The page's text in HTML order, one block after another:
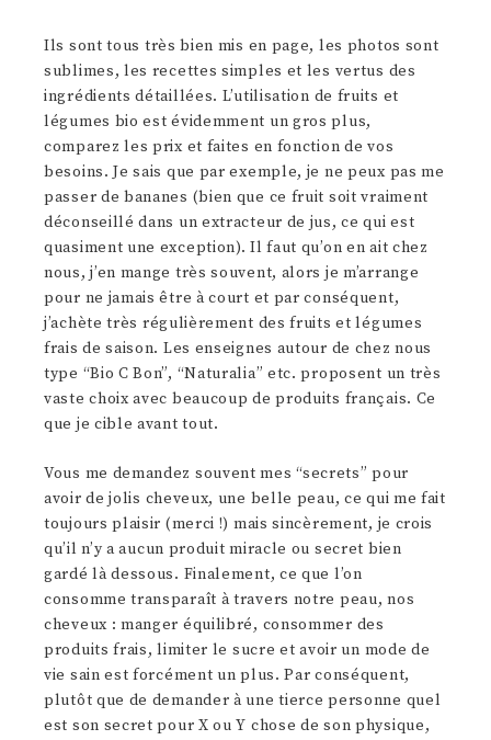
Ils sont tous très bien mis en page, les photos sont
sublimes, les recettes simples et les vertus des
ingrédients détaillées. L’utilisation de fruits et
légumes bio est évidemment un gros plus,
comparez les prix et faites en fonction de vos
besoins. Je sais que par exemple, je ne peux pas me
passer de bananes (bien que ce fruit soit vraiment
déconseillé dans un extracteur de jus, ce qui est
quasiment une exception). Il faut qu’on en ait chez
nous, j’en mange très souvent, alors je m’arrange
pour ne jamais être à court et par conséquent,
j’achète très régulièrement des fruits et légumes
frais de saison. Les enseignes autour de chez nous
type “Bio C Bon”, “Naturalia” etc. proposent un très
vaste choix avec beaucoup de produits français. Ce
que je cible avant tout.
Vous me demandez souvent mes “secrets” pour
avoir de jolis cheveux, une belle peau, ce qui me fait
toujours plaisir (merci !) mais sincèrement, je crois
qu’il n’y a aucun produit miracle ou secret bien
gardé là dessous. Finalement, ce que l’on
consomme transparaît à travers notre peau, nos
cheveux : manger équilibré, consommer des
produits frais, limiter le sucre et avoir un mode de
vie sain est forcément un plus. Par conséquent,
plutôt que de demander à une tierce personne quel
est son secret pour X ou Y chose de son physique,